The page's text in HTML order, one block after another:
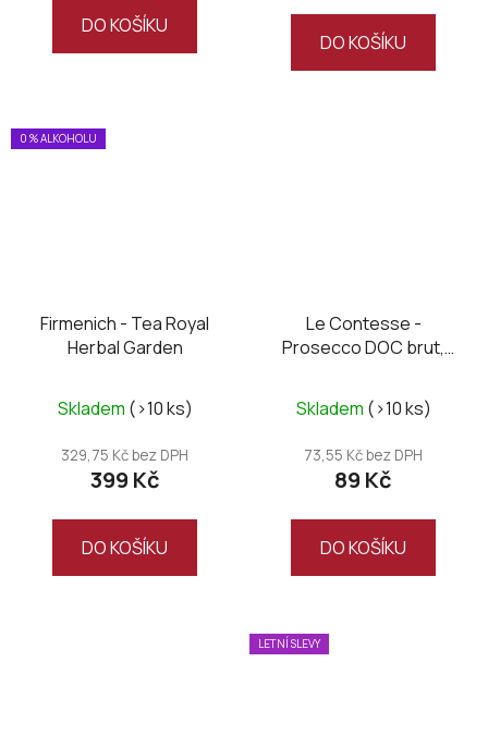
DO KOŠÍKU
DO KOŠÍKU
0 % ALKOHOLU
Firmenich - Tea Royal
Herbal Garden
Skladem (>10 ks)
329,75 Kč bez DPH
399 Kč
DO KOŠÍKU
Le Contesse -
Prosecco DOC brut,
Skladem (>10 ks)
73,55 Kč bez DPH
89 Kč
DO KOŠÍKU
LETNÍ SLEVY